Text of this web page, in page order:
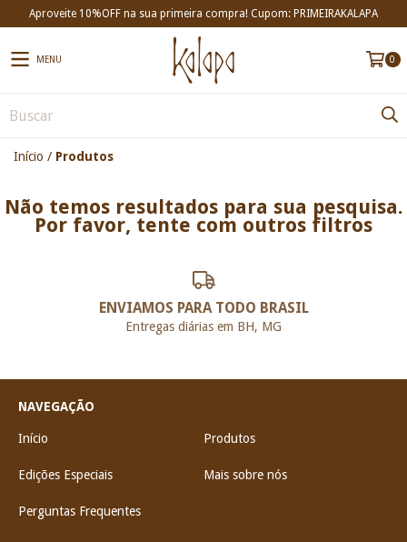
Aproveite 10%OFF na sua primeira compra! Cupom: PRIMEIRAKALAPA
MENU 0
Início / Produtos
Não temos resultados para sua pesquisa.
Por favor, tente com outros filtros
ENVIAMOS PARA TODO BRASIL
Entregas diárias em BH, MG
NAVEGAÇÃO
Início Produtos
Edições Especiais Mais sobre nós
Perguntas Frequentes